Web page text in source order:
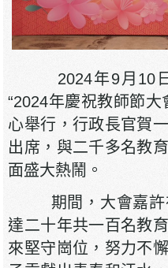
2024年9月10日
“2024年慶祝教師節
心舉行，行政長官賀
出席，與二千多名教
面盛大熱鬧。
期間，大會嘉許
達二十年共一百名教
來堅守崗位，努力不